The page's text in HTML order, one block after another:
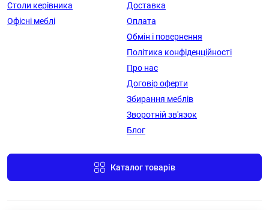
Столи керівника
Офісні меблі
Доставка
Оплата
Обмін і повернення
Політика конфіденційності
Про нас
Договір оферти
Збирання меблів
Зворотній зв'язок
Блог
Каталог товарів